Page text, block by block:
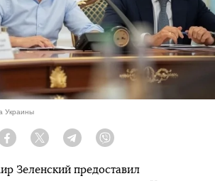
Украины
Facebook Twitter Telegram
Зеленский предоставил